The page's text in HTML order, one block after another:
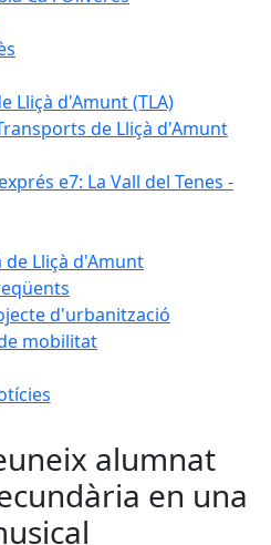
Lliçà d'Amunt (TLA)
de Lliçà d'Amunt
e7: La Vall del Tenes -
Lliçà d'Amunt
d'urbanització
mobilitat
alumnat
en una